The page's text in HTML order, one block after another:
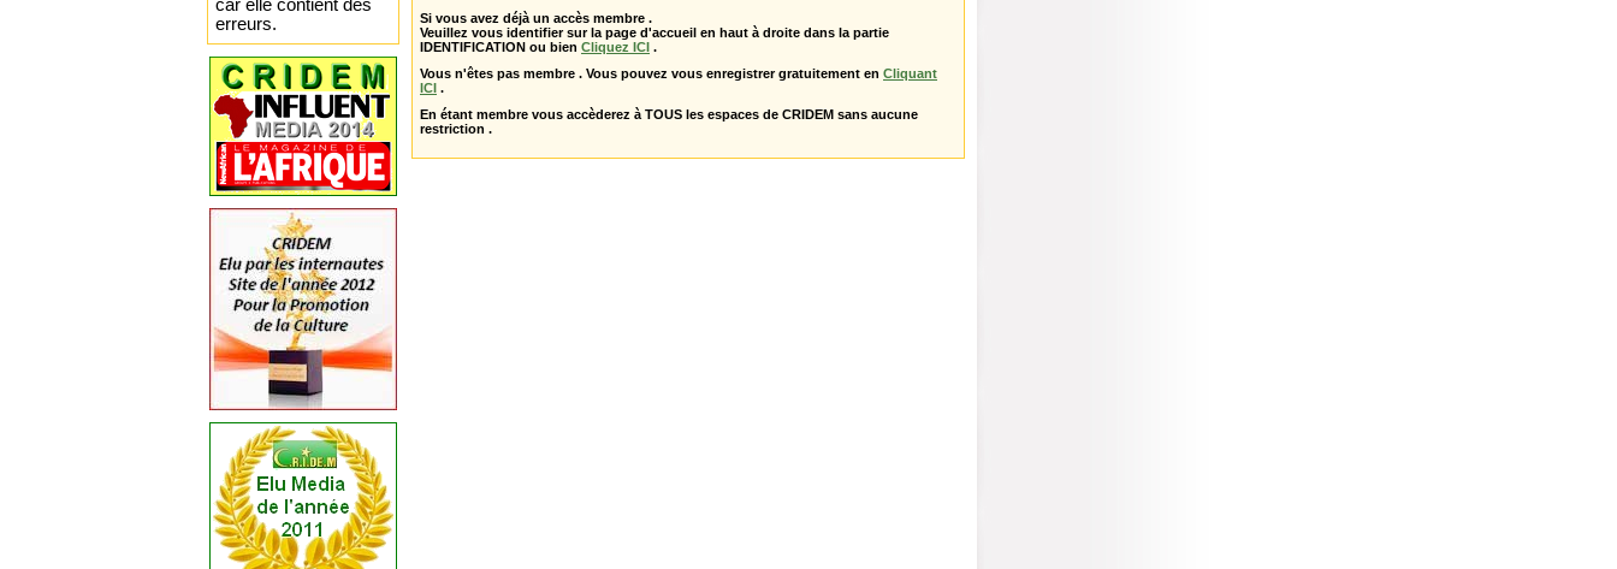
Si vous avez déjà un accès membre .
Veuillez vous identifier sur la page d'accueil en haut à droite dans la partie
IDENTIFICATION ou bien Cliquez ICI .
Vous n'êtes pas membre . Vous pouvez vous enregistrer gratuitement en Cliquant
ICI .
En étant membre vous accèderez à TOUS les espaces de CRIDEM sans aucune
restriction .